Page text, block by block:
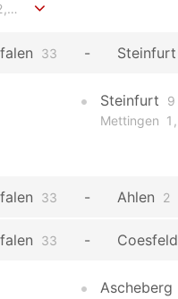
Münster-Südost
33 Steinfurt
Steinfurt
9
Mettingen 1
33 Ahlen 2
33 Coesfeld
Ascheberg